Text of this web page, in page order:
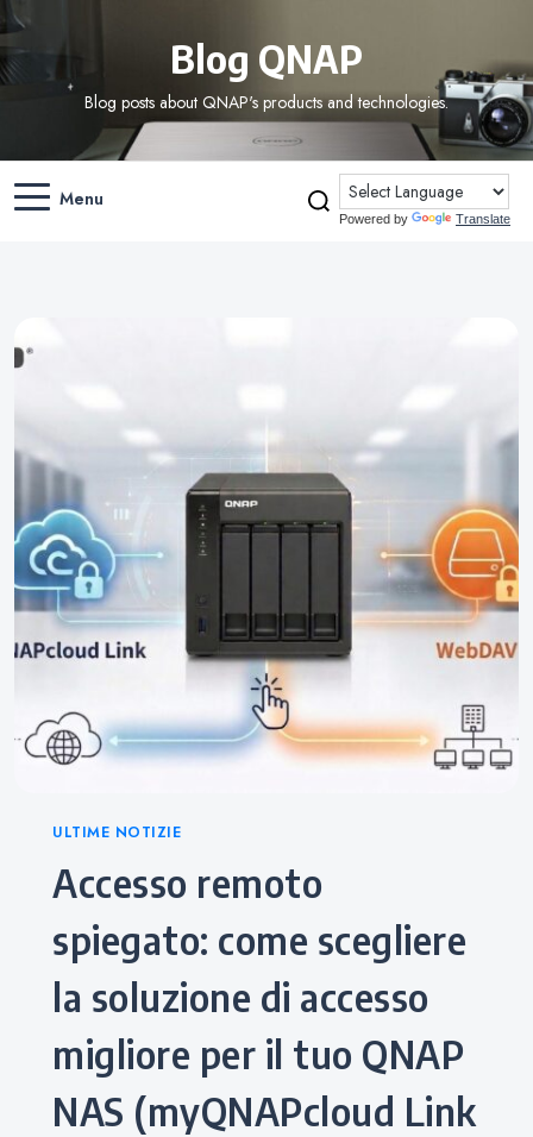
Blog QNAP
Blog posts about QNAP's products and technologies.
Menu
Powered by Translate
Categories
ULTIME NOTIZIE
Accesso remoto
spiegato: come scegliere
la soluzione di accesso
migliore per il tuo QNAP
NAS (myQNAPcloud Link